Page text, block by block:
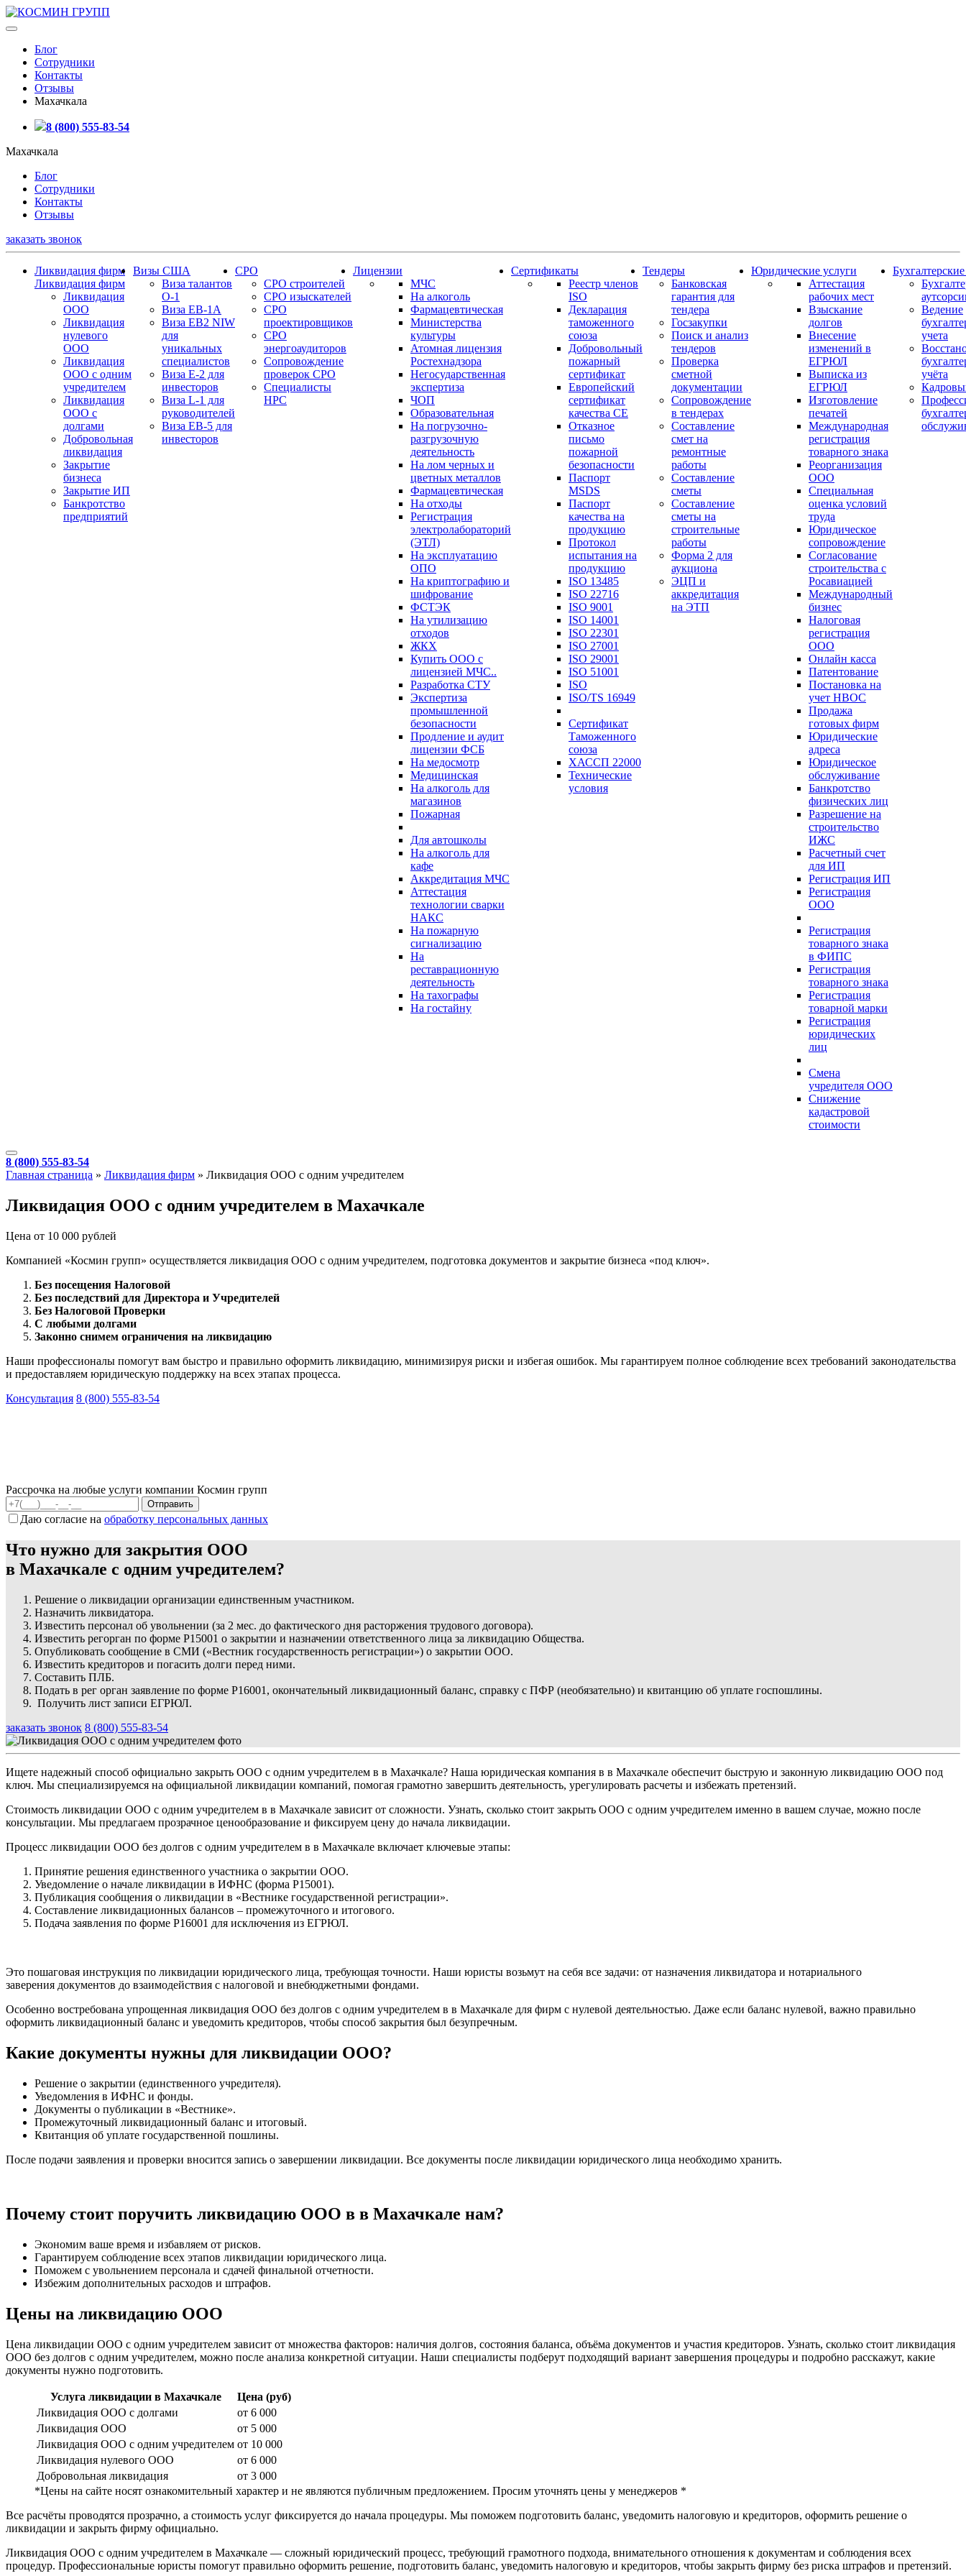
Блог
Сотрудники
Контакты
Отзывы
Махачкала
8 (800) 555-83-54
Махачкала
Блог
Сотрудники
Контакты
Отзывы
заказать звонок
Ликвидация фирм
Ликвидация фирм
Ликвидация
ООО
Ликвидация
нулевого
ООО
Ликвидация
ООО с одним
учредителем
Ликвидация
ООО с
долгами
Добровольная
ликвидация
Закрытие
бизнеса
Закрытие ИП
Банкротство
предприятий
Визы США
Виза талантов
О-1
Виза EB-1A
Виза EB2 NIW
для
уникальных
специалистов
Виза E-2 для
инвесторов
Виза L-1 для
руководителей
Виза EB-5 для
инвесторов
СРО
СРО строителей
СРО изыскателей
СРО
проектировщиков
СРО
энергоаудиторов
Сопровождение
проверок СРО
Специалисты
НРС
Лицензии
МЧС
На алкоголь
Фармацевтическая
Министерства
культуры
Атомная лицензия
Ростехнадзора
Негосударственная
экспертиза
ЧОП
Образовательная
На погрузочно-
разгрузочную
деятельность
На лом черных и
цветных металлов
Фармацевтическая
На отходы
Регистрация
электролабораторий
(ЭТЛ)
На эксплуатацию
ОПО
На криптографию и
шифрование
ФСТЭК
На утилизацию
отходов
ЖКХ
Купить ООО с
лицензией МЧС..
Разработка СТУ
Экспертиза
промышленной
безопасности
Продление и аудит
лицензии ФСБ
На медосмотр
Медицинская
На алкоголь для
магазинов
Пожарная
Для автошколы
На алкоголь для
кафе
Аккредитация МЧС
Аттестация
технологии сварки
НАКС
На пожарную
сигнализацию
На
реставрационную
деятельность
На тахографы
На гостайну
Сертификаты
Реестр членов
ISO
Декларация
таможенного
союза
Добровольный
пожарный
сертификат
Европейский
сертификат
качества СЕ
Отказное
письмо
пожарной
безопасности
Паспорт
МSDS
Паспорт
качества на
продукцию
Протокол
испытания на
продукцию
ISO 13485
ISO 22716
ISO 9001
ISO 14001
ISO 22301
ISO 27001
ISO 29001
ISO 51001
ISO
ISO/TS 16949
Сертификат
Таможенного
союза
ХАССП 22000
Технические
условия
Тендеры
Банковская
гарантия для
тендера
Госзакупки
Поиск и анализ
тендеров
Проверка
сметной
документации
Сопровождение
в тендерах
Составление
смет на
ремонтные
работы
Составление
сметы
Составление
сметы на
строительные
работы
Форма 2 для
аукциона
ЭЦП и
аккредитация
на ЭТП
Юридические услуги
Аттестация
рабочих мест
Взыскание
долгов
Внесение
изменений в
ЕГРЮЛ
Выписка из
ЕГРЮЛ
Изготовление
печатей
Международная
регистрация
товарного знака
Реорганизация
ООО
Специальная
оценка условий
труда
Юридическое
сопровождение
Согласование
строительства с
Росавиацией
Международный
бизнес
Налоговая
регистрация
ООО
Онлайн касса
Патентование
Постановка на
учет НВОС
Продажа
готовых фирм
Юридические
адреса
Юридическое
обслуживание
Банкротство
физических лиц
Разрешение на
строительство
ИЖС
Расчетный счет
для ИП
Регистрация ИП
Регистрация
ООО
Регистрация
товарного знака
в ФИПС
Регистрация
товарного знака
Регистрация
товарной марки
Регистрация
юридических
лиц
Смена
учредителя ООО
Снижение
кадастровой
стоимости
Ведение
учета
учёта
8 (800) 555-83-54
Главная страница » Ликвидация фирм » Ликвидация ООО с одним учредителем
Ликвидация ООО с одним учредителем в Махачкале
Цена от 10 000 рублей
Компанией «Космин групп» осуществляется ликвидация ООО с одним учредителем, подготовка документов и закрытие бизнеса «под ключ».
Без посещения Налоговой
Без последствий для Директора и Учредителей
Без Налоговой Проверки
С любыми долгами
Законно снимем ограничения на ликвидацию
Наши профессионалы помогут вам быстро и правильно оформить ликвидацию, минимизируя риски и избегая ошибок. Мы гарантируем полное соблюдение всех требований законодательства
и предоставляем юридическую поддержку на всех этапах процесса.
Консультация 8 (800) 555-83-54
Рассрочка на любые услуги компании Космин групп
Даю согласие на обработку персональных данных
Что нужно для закрытия ООО
в Махачкале с одним учредителем?
Решение о ликвидации организации единственным участником.
Назначить ликвидатора.
Известить персонал об увольнении (за 2 мес. до фактического дня расторжения трудового договора).
Известить регорган по форме Р15001 о закрытии и назначении ответственного лица за ликвидацию Общества.
Опубликовать сообщение в СМИ («Вестник государственность регистрации») о закрытии ООО.
Известить кредиторов и погасить долги перед ними.
Составить ПЛБ.
Подать в рег орган заявление по форме Р16001, окончательный ликвидационный баланс, справку с ПФР (необязательно) и квитанцию об уплате госпошлины.
Получить лист записи ЕГРЮЛ.
заказать звонок 8 (800) 555-83-54
Ищете надежный способ официально закрыть ООО с одним учредителем в в Махачкале? Наша юридическая компания в в Махачкале обеспечит быструю и законную ликвидацию ООО под
ключ. Мы специализируемся на официальной ликвидации компаний, помогая грамотно завершить деятельность, урегулировать расчеты и избежать претензий.
Стоимость ликвидации ООО с одним учредителем в в Махачкале зависит от сложности. Узнать, сколько стоит закрыть ООО с одним учредителем именно в вашем случае, можно после
консультации. Мы предлагаем прозрачное ценообразование и фиксируем цену до начала ликвидации.
Процесс ликвидации ООО без долгов с одним учредителем в в Махачкале включает ключевые этапы:
Принятие решения единственного участника о закрытии ООО.
Уведомление о начале ликвидации в ИФНС (форма Р15001).
Публикация сообщения о ликвидации в «Вестнике государственной регистрации».
Составление ликвидационных балансов – промежуточного и итогового.
Подача заявления по форме Р16001 для исключения из ЕГРЮЛ.
Это пошаговая инструкция по ликвидации юридического лица, требующая точности. Наши юристы возьмут на себя все задачи: от назначения ликвидатора и нотариального
заверения документов до взаимодействия с налоговой и внебюджетными фондами.
Особенно востребована упрощенная ликвидация ООО без долгов с одним учредителем в в Махачкале для фирм с нулевой деятельностью. Даже если баланс нулевой, важно правильно
оформить ликвидационный баланс и уведомить кредиторов, чтобы способ закрытия был безупречным.
Какие документы нужны для ликвидации ООО?
Решение о закрытии (единственного учредителя).
Уведомления в ИФНС и фонды.
Документы о публикации в «Вестнике».
Промежуточный ликвидационный баланс и итоговый.
Квитанция об уплате государственной пошлины.
После подачи заявления и проверки вносится запись о завершении ликвидации. Все документы после ликвидации юридического лица необходимо хранить.
Почему стоит поручить ликвидацию ООО в в Махачкале нам?
Экономим ваше время и избавляем от рисков.
Гарантируем соблюдение всех этапов ликвидации юридического лица.
Поможем с увольнением персонала и сдачей финальной отчетности.
Избежим дополнительных расходов и штрафов.
Цены на ликвидацию ООО
Цена ликвидации ООО с одним учредителем зависит от множества факторов: наличия долгов, состояния баланса, объёма документов и участия кредиторов. Узнать, сколько стоит ликвидация
ООО без долгов с одним учредителем, можно после анализа конкретной ситуации. Наши специалисты подберут подходящий вариант завершения процедуры и подробно расскажут, какие
документы нужно подготовить.
Услуга ликвидации в Махачкале
Цена (руб)
Ликвидация ООО с долгами
от 6 000
Ликвидация ООО
от 5 000
Ликвидация ООО с одним учредителем от 10 000
Ликвидация нулевого ООО
от 6 000
Добровольная ликвидация
от 3 000
*Цены на сайте носят ознакомительный характер и не являются публичным предложением. Просим уточнять цены у менеджеров *
Все расчёты проводятся прозрачно, а стоимость услуг фиксируется до начала процедуры. Мы поможем подготовить баланс, уведомить налоговую и кредиторов, оформить решение о
ликвидации и закрыть фирму официально.
Ликвидация ООО с одним учредителем в Махачкале — сложный юридический процесс, требующий грамотного подхода, внимательного отношения к документам и соблюдения всех
процедур. Профессиональные юристы помогут правильно оформить решение, подготовить баланс, уведомить налоговую и кредиторов, чтобы закрыть фирму без риска штрафов и претензий.